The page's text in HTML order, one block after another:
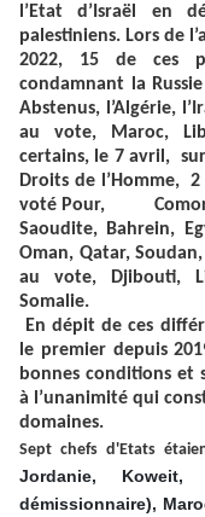
l’Etat d’Israël en
palestiniens. Lors de
2022, 15 de ces
condamnant la
Abstenus, l’Algérie,
au vote, Maroc,
certains, le 7 avril, sur
Droits de l’Homme,
voté Pour,
Saoudite, Bahrein,
Oman, Qatar,
au vote, Djibouti,
Somalie.
En dépit de ces
le premier depuis
bonnes conditions et
à l’unanimité qui
domaines.
Sept chefs d'Etats
Jordanie,
démissionnaire),